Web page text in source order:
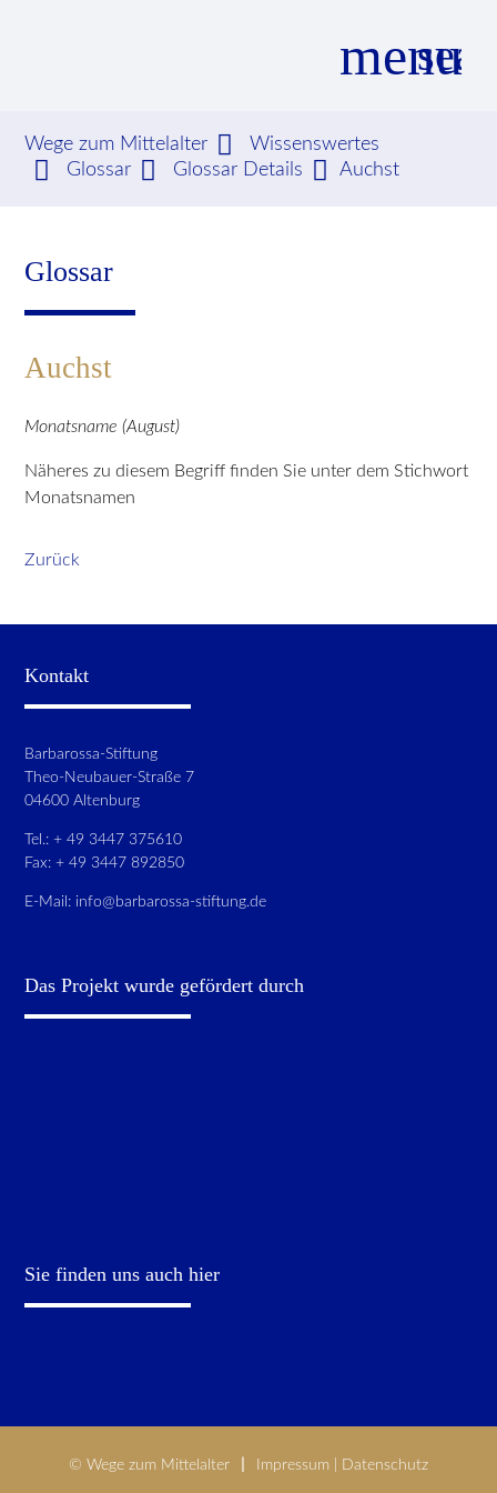
menu
Suchbegriffe SUCHEN
Wege zum Mittelalter
Wissenswertes
Glossar
Glossar Details Auchst
Glossar
Auchst
Monatsname (August)
Näheres zu diesem Begriff finden Sie unter dem Stichwort
Monatsnamen
Zurück
Kontakt
Barbarossa-Stiftung
Theo-Neubauer-Straße 7
04600 Altenburg
Tel.: + 49 3447 375610
Fax: + 49 3447 892850
E-Mail: info@barbarossa-stiftung.de
Das Projekt wurde gefördert durch
Sie finden uns auch hier
© Wege zum Mittelalter Impressum Datenschutz